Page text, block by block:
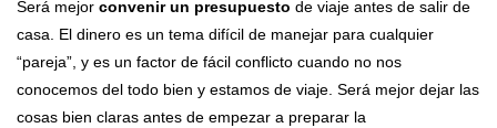
Será mejor convenir un presupuesto de viaje antes de salir de
casa. El dinero es un tema difícil de manejar para cualquier
“pareja”, y es un factor de fácil conflicto cuando no nos
conocemos del todo bien y estamos de viaje. Será mejor dejar las
cosas bien claras antes de empezar a preparar la